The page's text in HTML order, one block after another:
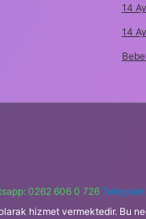
14
14
0262 606 0 726
hizmet vermektedir.